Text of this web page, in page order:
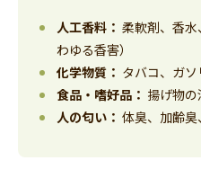
人工香料： 柔軟剤、香
わゆる香害）
化学物質： タバコ、ガ
食品・嗜好品： 揚げ物
人の匂い： 体臭、加齢